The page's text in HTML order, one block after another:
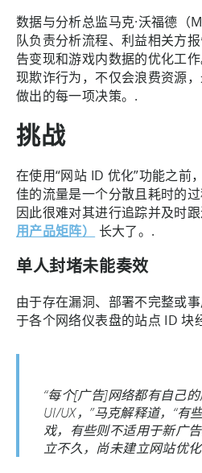
数据与分析总监马克·沃福德
队负责分析流程、利益相关方
告变现和游戏内数据的优化工
现欺诈行为，不仅会浪费资源
做出的每一项决策。.
挑战
在使用“网站 ID 优化”功能之前
佳的流量是一个分散且耗时的
因此很难对其进行追踪并及时
用产品矩阵）
长大了。.
单人封堵未能奏效
由于存在漏洞、部署不完整或
于各个网络仪表盘的站点 ID 块
“每个[广告]网络都有自己
UI/UX，”马克解释道，“有
戏，有些则不适用于新广
立不久，尚未建立网站优